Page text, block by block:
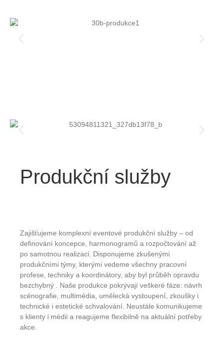
Produkční služby
Zajišťujeme komplexní eventové produkční služby – od
definování koncepce, harmonogramů a rozpočtování až
po samotnou realizaci. Disponujeme zkušenými
produkčními týmy, kterými vedeme všechny pracovní
profese, techniky a koordinátory, aby byl průběh opravdu
bezchybný . Naše produkce pokrývají veškeré fáze: návrh
scénografie, multimédia, umělecká vystoupení, zkoušky i
technické i estetické schvalování. Neustále komunikujeme
s klienty i médii a reagujeme flexibilně na aktuální potřeby
akce.